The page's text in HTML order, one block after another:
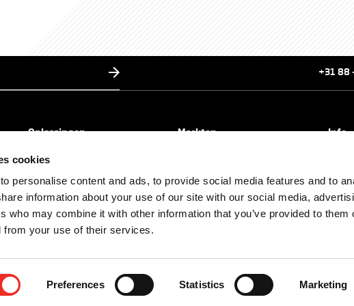
cookies
personalise content and ads, to provide social media features and to
information about your use of our site with our social media,
who may combine it with other information that you’ve provided to them
from your use of their services.
Preferences Statistics Marketing
+31 88
Oplossingen
High security solutions
Architectural solutions
Mobile solutions
Markten
Overheid
Architecten
Particulier
Info
voorwaarden